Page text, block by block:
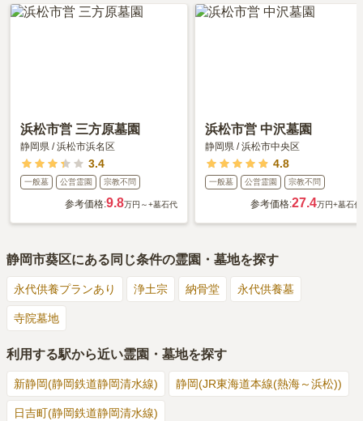
浜松市営 三方原墓園
静岡県 /浜松市浜名区
3.4
一般墓 公営霊園 宗教不問
参考価格:9.8万円～+墓石代
浜松市営 中沢墓園
静岡県 /浜松市中央区
4.8
一般墓 公営霊園 宗教不問
参考価格:27.4万円+墓石代
静岡市葵区にある同じ条件の霊園・墓地を探す
永代供養プランあり 浄土宗 納骨堂 永代供養墓
寺院墓地
利用する駅から近い霊園・墓地を探す
新静岡(静岡鉄道静岡清水線) 静岡(JR東海道本線(熱海～浜松))
日吉町(静岡鉄道静岡清水線)